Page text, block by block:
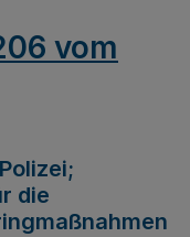
vom
die